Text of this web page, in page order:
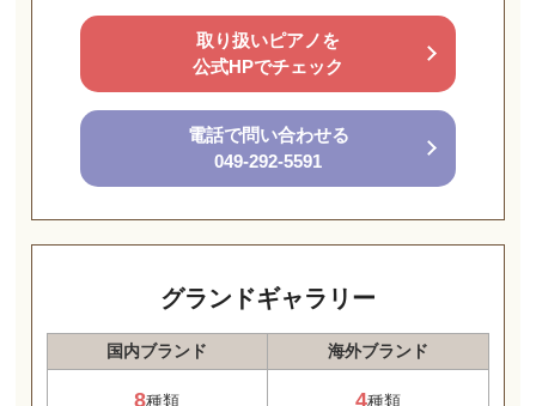
取り扱いピアノを
公式HPでチェック
電話で問い合わせる
049-292-5591
グランドギャラリー
国内ブランド 海外ブランド
8種類 4種類